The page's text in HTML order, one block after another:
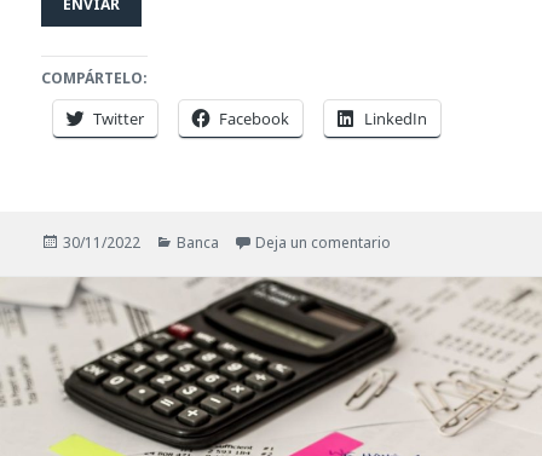
COMPÁRTELO:
Twitter Facebook LinkedIn
Publicado
30/11/2022 Categorías
Banca Deja un comentario